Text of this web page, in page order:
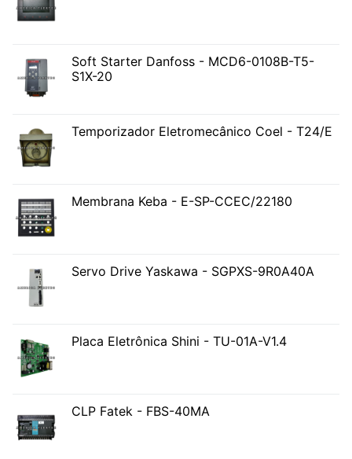
Soft Starter Danfoss - MCD6-0108B-T5-
S1X-20
Temporizador Eletromecânico Coel - T24/E
Membrana Keba - E-SP-CCEC/22180
Servo Drive Yaskawa - SGPXS-9R0A40A
Placa Eletrônica Shini - TU-01A-V1.4
CLP Fatek - FBS-40MA